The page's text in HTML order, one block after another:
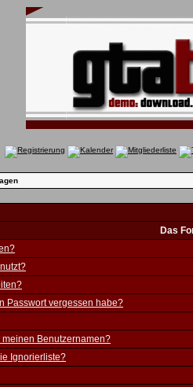
Das
Passwort vergessen habe?
Benutzernamen?
Ignorierliste?